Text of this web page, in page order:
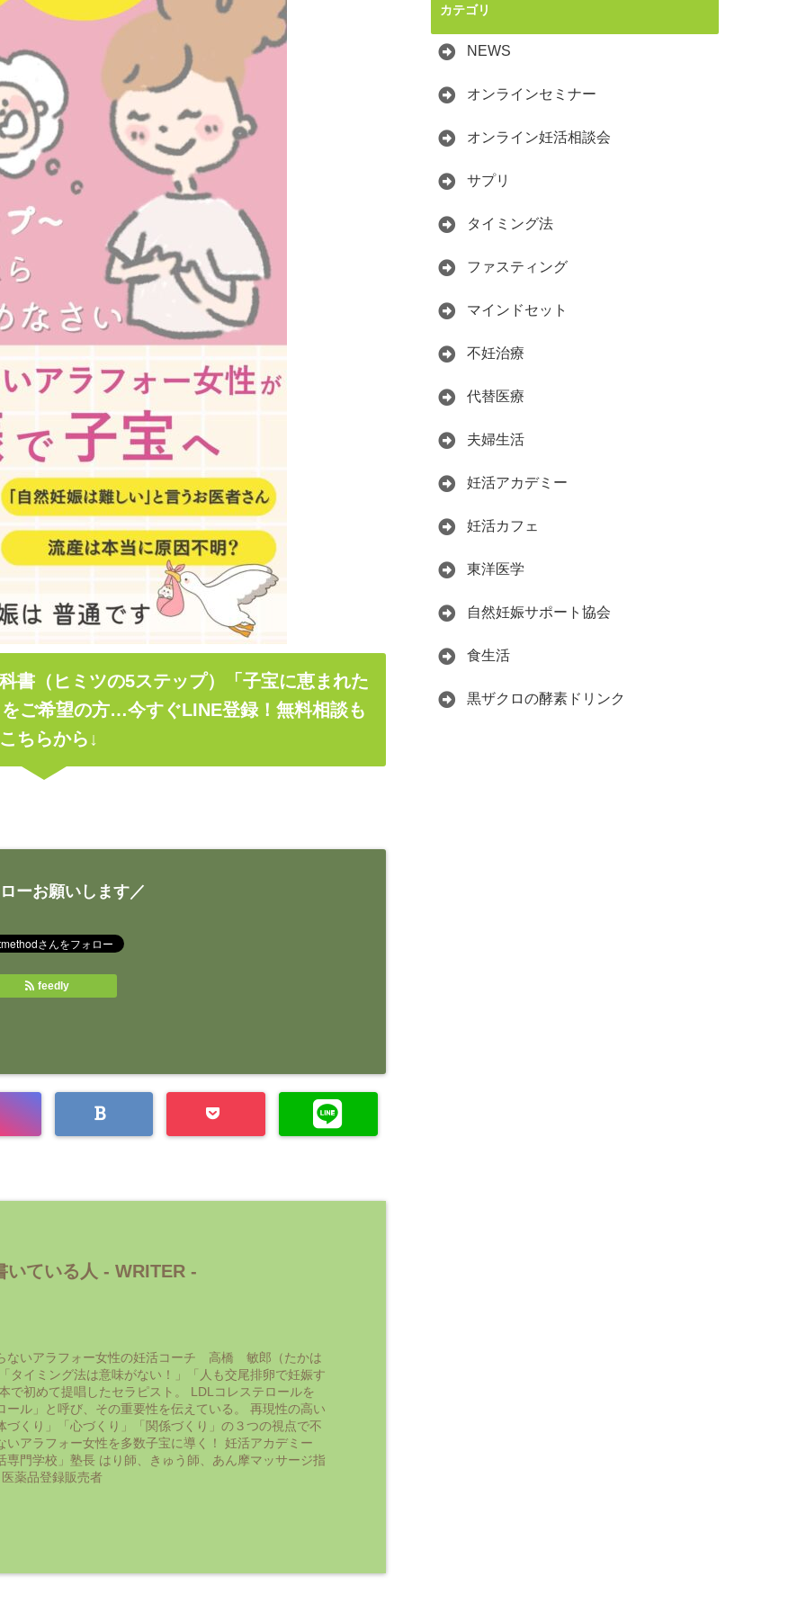
書（ヒミツの5ステップ）「子宝に恵まれた
ご希望の方…今すぐLINE登録！無料相談も
こちらから↓
ーお願いします／
feedly
いている人 - WRITER -
ないアラフォー女性の妊活コーチ 高橋 敏郎（たかは
イミング法は意味がない！」「人も交尾排卵で妊娠す
で初めて提唱したセラピスト。 LDLコレステロールを
ール」と呼び、その重要性を伝えている。 再現性の高い
づくり」「心づくり」「関係づくり」の３つの視点で不
いアラフォー女性を多数子宝に導く！ 妊活アカデミー
専門学校」塾長 はり師、きゅう師、あん摩マッサージ指
薬品登録販売者
カテゴリ
NEWS
オンラインセミナー
オンライン妊活相談会
サプリ
タイミング法
ファスティング
マインドセット
不妊治療
代替医療
夫婦生活
妊活アカデミー
妊活カフェ
東洋医学
自然妊娠サポート協会
食生活
黒ザクロの酵素ドリンク